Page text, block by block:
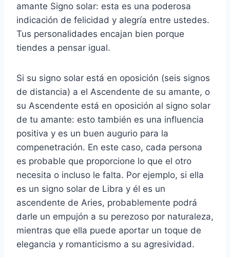
amante Signo solar: esta es una poderosa
indicación de felicidad y alegría entre ustedes.
Tus personalidades encajan bien porque
tiendes a pensar igual.
Si su signo solar está en oposición (seis signos
de distancia) a el Ascendente de su amante, o
su Ascendente está en oposición al signo solar
de tu amante: esto también es una influencia
positiva y es un buen augurio para la
compenetración. En este caso, cada persona
es probable que proporcione lo que el otro
necesita o incluso le falta. Por ejemplo, si ella
es un signo solar de Libra y él es un
ascendente de Aries, probablemente podrá
darle un empujón a su perezoso por naturaleza,
mientras que ella puede aportar un toque de
elegancia y romanticismo a su agresividad.